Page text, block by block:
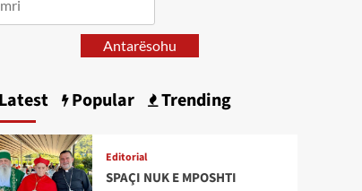
Antarësohu
Popular Trending
Editorial
SPAÇI NUK E MPOSHTI